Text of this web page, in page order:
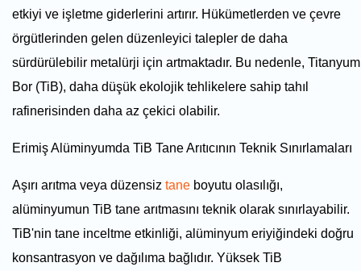
etkiyi ve işletme giderlerini artırır. Hükümetlerden ve çevre
örgütlerinden gelen düzenleyici talepler de daha
sürdürülebilir metalürji için artmaktadır. Bu nedenle, Titanyum
Bor (TiB), daha düşük ekolojik tehlikelere sahip tahıl
rafinerisinden daha az çekici olabilir.
Erimiş Alüminyumda TiB Tane Arıtıcının Teknik Sınırlamaları
Aşırı arıtma veya düzensiz tane boyutu olasılığı,
alüminyumun TiB tane arıtmasını teknik olarak sınırlayabilir.
TiB'nin tane inceltme etkinliği, alüminyum eriyiğindeki doğru
konsantrasyon ve dağılıma bağlıdır. Yüksek TiB